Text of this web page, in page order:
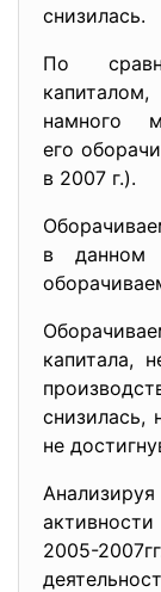
снизилась.
По
намного
его
в 2007 г.).
в данном
капитала,
снизилась,
не
2005-